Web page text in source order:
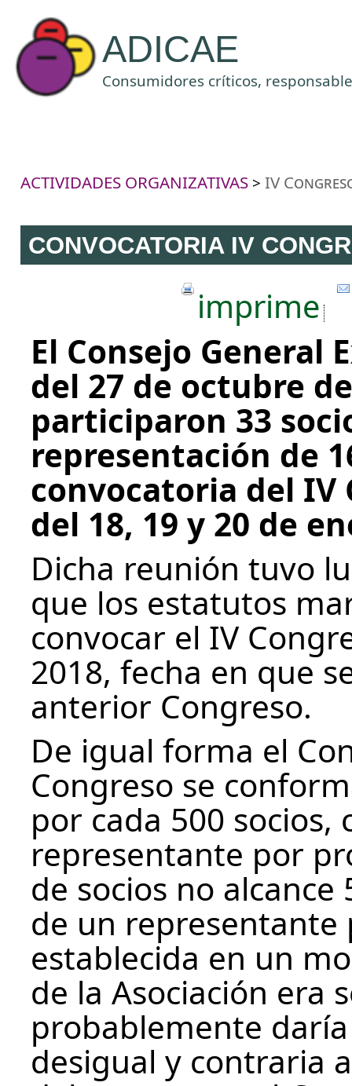
ADICAE
Consumidores críticos,
ACTIVIDADES ORGANIZATIVAS > IV
CONVOCATORIA IV
imprime
El Consejo General
del 27 de octubre
participaron 33
representación de
convocatoria del IV
del 18, 19 y 20 de
Dicha reunión tuvo
que los estatutos
convocar el IV
2018, fecha en que
anterior Congreso.
De igual forma el
Congreso se
por cada 500
representante por
de socios no
de un representante
establecida en un
de la Asociación era
probablemente
desigual y contraria